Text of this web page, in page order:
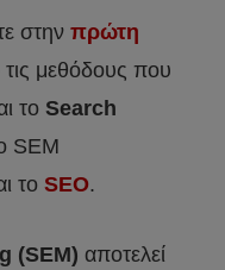
στην πρώτη
μεθόδους που
το Search
SEΜ
το SEO.
(SEM) αποτελεί